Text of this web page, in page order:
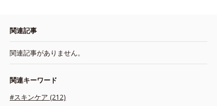
関連記事
関連記事がありません。
関連キーワード
#スキンケア (212)